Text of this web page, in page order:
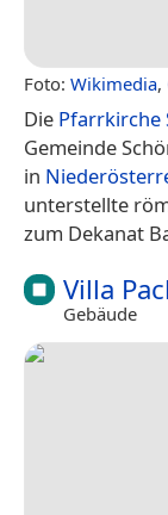
Foto: Wikimedia,
Die Pfarrkirche
Gemeinde
in
unterstellte
zum Dekanat
Villa
Gebäude